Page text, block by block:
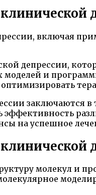
включая
депрессии,
и
заключаются в
на успешное
молекул и